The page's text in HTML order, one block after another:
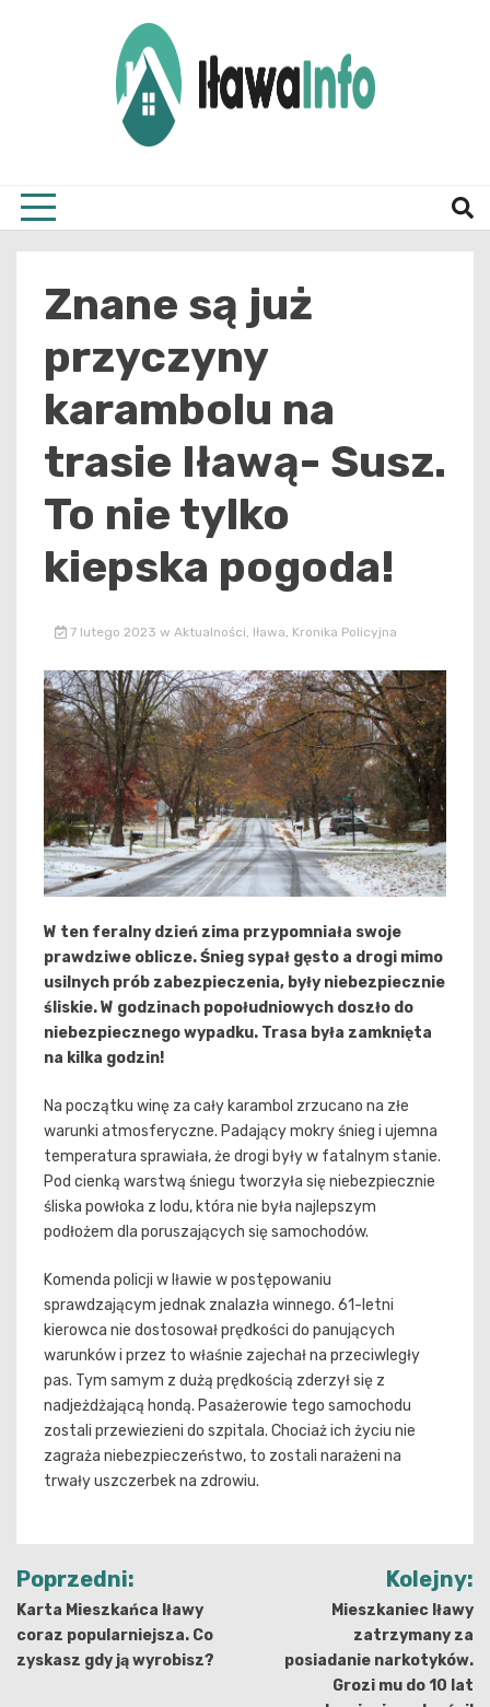
Znane są już
przyczyny
karambolu na
trasie Iławą- Susz.
To nie tylko
kiepska pogoda!
7 lutego 2023 w Aktualności, Iława, Kronika Policyjna
W ten feralny dzień zima przypomniała swoje
prawdziwe oblicze. Śnieg sypał gęsto a drogi mimo
usilnych prób zabezpieczenia, były niebezpiecznie
śliskie. W godzinach popołudniowych doszło do
niebezpiecznego wypadku. Trasa była zamknięta
na kilka godzin!
Na początku winę za cały karambol zrzucano na złe
warunki atmosferyczne. Padający mokry śnieg i ujemna
temperatura sprawiała, że drogi były w fatalnym stanie.
Pod cienką warstwą śniegu tworzyła się niebezpiecznie
śliska powłoka z lodu, która nie była najlepszym
podłożem dla poruszających się samochodów.
Komenda policji w Iławie w postępowaniu
sprawdzającym jednak znalazła winnego. 61-letni
kierowca nie dostosował prędkości do panujących
warunków i przez to właśnie zajechał na przeciwległy
pas. Tym samym z dużą prędkością zderzył się z
nadjeżdżającą hondą. Pasażerowie tego samochodu
zostali przewiezieni do szpitala. Chociaż ich życiu nie
zagraża niebezpieczeństwo, to zostali narażeni na
trwały uszczerbek na zdrowiu.
Nawigacja
wpisu
Poprzedni:
Karta Mieszkańca Iławy
coraz popularniejsza. Co
zyskasz gdy ją wyrobisz?
Kolejny:
Mieszkaniec Iławy
zatrzymany za
posiadanie narkotyków.
Grozi mu do 10 lat